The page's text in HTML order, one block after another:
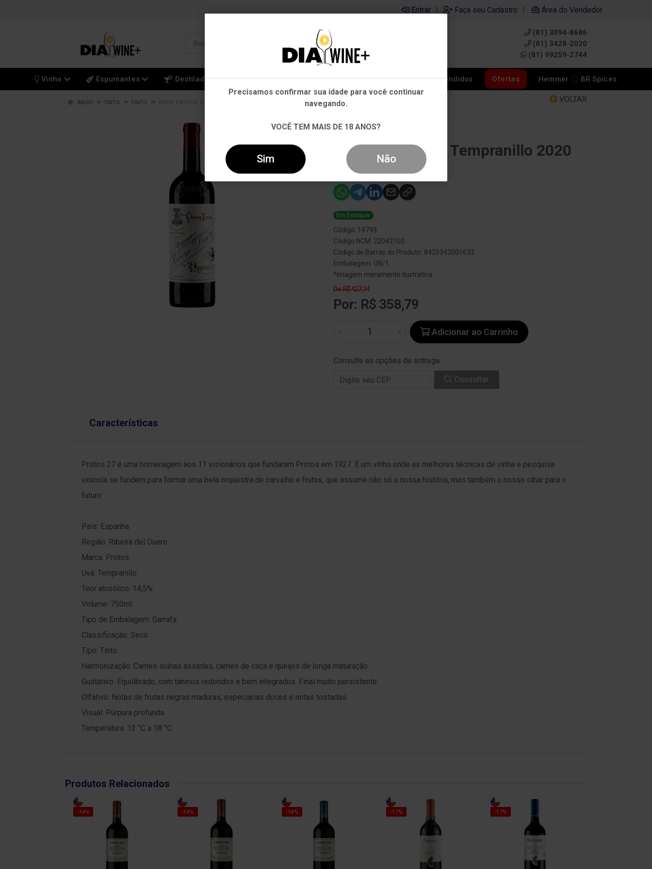
Entrar | Faça seu Cadastro | Área do Vendedor
(81) 3094-8686
(81) 3428-2020
(81) 99259-2744
Vinho Espumantes Destilados Cervejas Kits Departamentos Mais Vendidos Ofertas Hemmer 〇 BR Spices
VOLTAR
INÍCIO TINTO TINTO VINHO PROTOS 27 TEMPRANILLO 2020 TINTO 750ML
-16%
Vinho Protos 27 Tempranillo 2020
Tinto 750ml
Em Estoque
Código: 19799
Código NCM: 22042100
Código de Barras do Produto: 8420342001633
Embalagem: UN/1
*Imagem meramente ilustrativa
De: R$ 427,14
Por: R$ 358,79
Adicionar ao Carrinho
Consulte as opções de entrega
Consultar
Características
Protos 27 é uma homenagem aos 11 visionários que fundaram Protos em 1927. É um vinho onde as melhores técnicas de vinha e pesquisa
vinícola se fundem para formar uma bela orquestra de carvalho e frutas, que assume não só a nossa história, mas também o nosso olhar para o
futuro.
País: Espanha
Região: Ribeira del Duero
Marca: Protos
Uva: Tempranillo
Teor alcoólico: 14,5%
Volume: 750ml
Tipo de Embalagem: Garrafa
Classificação: Seco
Tipo: Tinto
Harmonização: Carnes suínas assadas, carnes de caça e queijos de longa maturação.
Gustativo: Equilibrado, com taninos redondos e bem integrados. Final muito persistente.
Olfativo: Notas de frutas negras maduras, especiarias doces e notas tostadas.
Visual: Púrpura profunda.
Temperatura: 12 °C a 18 °C
Produtos Relacionados
-14% -14% -14% -17% -17%
Em que Estado você está?
Pernambuco
Outros Estados
Precisamos confirmar sua idade para você continuar
navegando.
VOCÊ TEM MAIS DE 18 ANOS?
Sim Não